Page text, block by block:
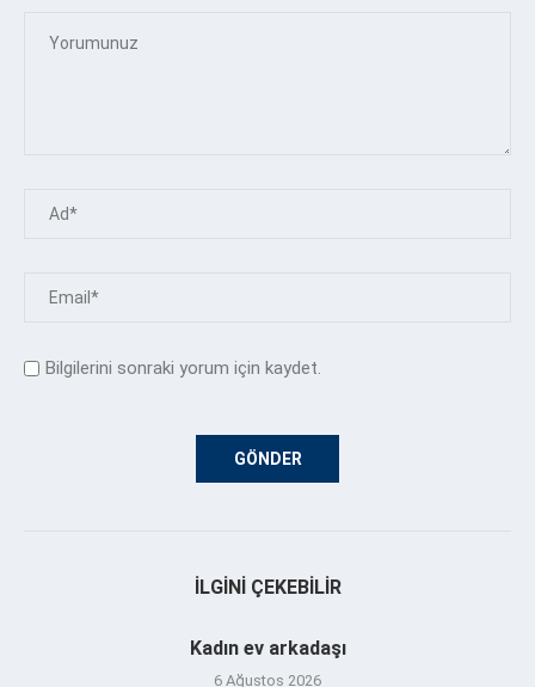
Bilgilerini sonraki yorum için kaydet.
İLGINI ÇEKEBILIR
Kadın ev arkadaşı
6 Ağustos 2026